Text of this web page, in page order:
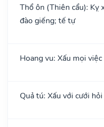
Thổ ôn (Thiên cẩu): Kỵ
đào giếng; tế tự
Hoang vu: Xấu mọi việc
Quả tú: Xấu với cưới hỏi